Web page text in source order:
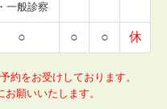
・一般診察
○ ○ ○ 休
約をお受けしております。
願いいたします。